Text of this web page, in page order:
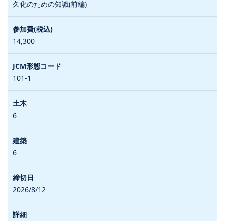
久化のための知識(前編)
14,300
101-1
6
6
2026/8/12